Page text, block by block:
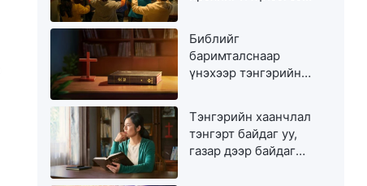
Библийг
баримталснаар
үнэхээр тэнгэрийн
Тэнгэрийн хаанчлал
тэнгэрт байдаг уу,
газар дээр байдаг